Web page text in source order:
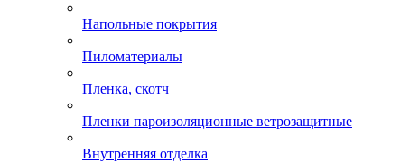
Напольные покрытия
Пиломатериалы
Пленка, скотч
Пленки пароизоляционные ветрозащитные
Внутренняя отделка